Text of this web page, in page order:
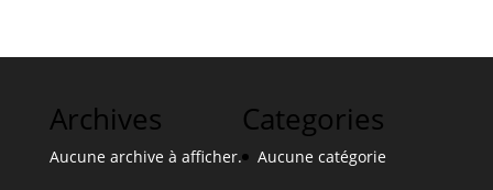
Archives
Aucune archive à afficher.
Categories
Aucune catégorie